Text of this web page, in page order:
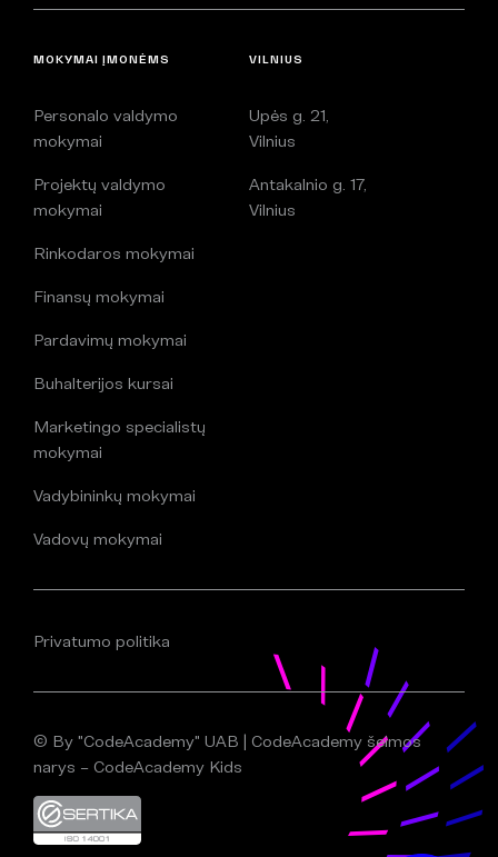
MOKYMAI ĮMONĖMS
Personalo valdymo
mokymai
Projektų valdymo
mokymai
Rinkodaros mokymai
Finansų mokymai
Pardavimų mokymai
Buhalterijos kursai
Marketingo specialistų
mokymai
Vadybininkų mokymai
Vadovų mokymai
VILNIUS
Upės g. 21,
Vilnius
Antakalnio g. 17,
Vilnius
Privatumo politika
© By "CodeAcademy" UAB | CodeAcademy šeimos
narys – CodeAcademy Kids